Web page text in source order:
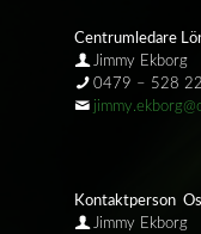
Centrumledare
Jimmy Ekborg
0479 – 528
Kontaktperson
Jimmy Ekborg